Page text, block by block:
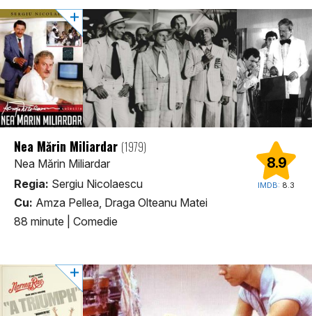
8.9
IMDB: 8.3
Nea Mărin Miliardar (1979)
Nea Mărin Miliardar
Regia: Sergiu Nicolaescu
Cu: Amza Pellea, Draga Olteanu Matei
88 minute
Comedie